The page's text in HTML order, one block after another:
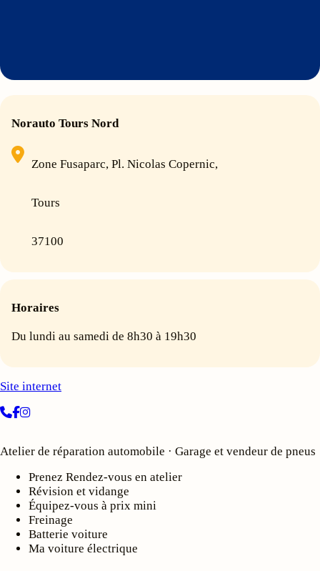
Norauto Tours Nord
Zone Fusaparc, Pl. Nicolas Copernic,
Tours
37100
Horaires
Du lundi au samedi de 8h30 à 19h30
Site internet
Atelier de réparation automobile · Garage et vendeur de pneus
Prenez Rendez-vous en atelier
Révision et vidange
Équipez-vous à prix mini
Freinage
Batterie voiture
Ma voiture électrique